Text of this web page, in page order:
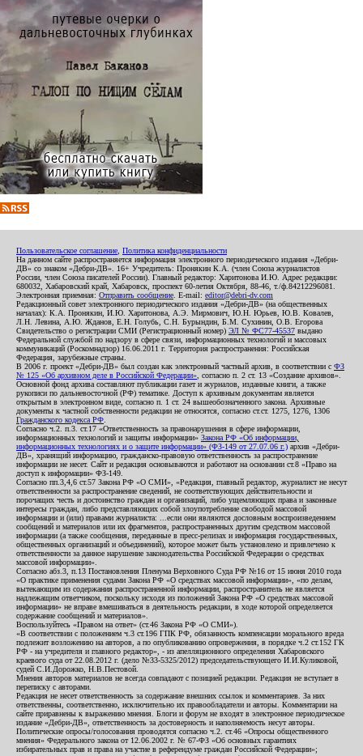
Пользовательское соглашение Политика конфиденциальности
На данном сайте распространяется информация электронного периодического издания «Дебри-
ДВ» со знаком «Дебри-ДВ». 16+ Учредитель: Пронякин К.А. (член Союза журналистов
России, член Союза писателей России). Главный редактор: Харитонова И.Ю. Адрес редакции:
680032, Хабаровский край, Хабаровск, проспект 60-летия Октября, 88-46, т./ф.84212296081.
Электронная приемная: Отправить сообщение . E-mail: editor@debri-dv.com
Редакционный совет электронного периодического издания «Дебри-ДВ» (на общественных
началах): К.А. Пронякин, И.Ю. Харитонова, А.Э. Мирмович, Ю.Н. Юрьев, Ю.В. Ковалев,
Л.Н. Левина, А.Ю. Жданов, Е.Н. Голубь, С.Н. Бурындин, Б.М. Сухинин, О.В. Егорова
Свидетельство о регистрации СМИ (Регистрационный номер) ЭЛ № ФС77-45537 выдано
Федеральной службой по надзору в сфере связи, информационных технологий и массовых
коммуникаций (Роскомнадзор) 16.06.2011 г. Территория распространения: Российская
Федерация, зарубежные страны.
В 2006 г. проект «Дебри-ДВ» был создан как электронный частный архив, в соответствии с ФЗ
№ 125 «Об архивном деле в Российской Федерации» , согласно п. 2 ст. 13 «Создание архивов».
Основной фонд архива составляют публикации газет и журналов, изданные книги, а также
рукописи по дальневосточной (РФ) тематике. Доступ к архивным документам является
открытым в электронном виде, согласно п. 1 ст. 24 вышеобозначенного закона. Архивные
документы к частной собственности редакции не относятся, согласно ст.ст. 1275, 1276, 1306
Гражданского кодекса РФ
Согласно ч.2. п.3. ст.17 «Ответственность за правонарушения в сфере информации,
информационных технологий и защиты информации» Закона РФ «Об информации,
информационных технологиях и о защите информации» (ФЗ-149 от 27.07.06 г.) архив «Дебри-
ДВ», хранящий информацию, гражданско-правовую ответственность за распространение
информации не несет. Сайт и редакция основываются и работают на основании ст.8 «Право на
доступ к информации» ФЗ-149.
Согласно пп.3,4,6 ст.57 Закона РФ «О СМИ», «Редакция, главный редактор, журналист не несут
ответственности за распространение сведений, не соответствующих действительности и
порочащих честь и достоинство граждан и организаций, либо ущемляющих права и законные
интересы граждан, либо представляющих собой злоупотребление свободой массовой
информации и (или) правами журналиста: ...если они являются дословным воспроизведением
сообщений и материалов или их фрагментов, распространенных другим средством массовой
информации (а также сообщения, переданные в пресс-релизах и информация государственных,
общественных организаций и объединений), которое может быть установлено и привлечено к
ответственности за данное нарушение законодательства Российской Федерации о средствах
массовой информации».
Согласно абз.3, п.13 Постановления Пленума Верховного Суда РФ №16 от 15 июня 2010 года
«О практике применения судами Закона РФ «О средствах массовой информации», «по делам,
вытекающим из содержания распространенной информации, распространитель не является
надлежащим ответчиком, поскольку исходя из положений Закона РФ «О средствах массовой
информации» не вправе вмешиваться в деятельность редакции, в ходе которой определяется
содержание сообщений и материалов».
Воспользуйтесь «Правом на ответ» (ст.46 Закона РФ «О СМИ»).
«В соответствии с положением ч.3 ст.196 ГПК РФ, обязанность компенсации морального вреда
подлежит возложению на авторов, а по опубликованию опровержения, в порядке ч.2 ст.152 ГК
РФ - на учредителя и главного редактор», - из апелляционного определения Хабаровского
краевого суда от 22.08.2012 г. (дело №33-5325/2012) председательствующего И.И.Куликовой,
судей С.И.Дорожко, Н.В.Пестовой.
Мнения авторов материалов не всегда совпадают с позицией редакции. Редакция не вступает в
переписку с авторами.
Редакция не несет ответственность за содержание внешних ссылок и комментариев. За них
ответственны, соответственно, исключительно их правообладатели и авторы. Комментарии на
сайте приравнены к выражению мнения. Блоги и форум не входят в электронное периодическое
издание «Дебри-ДВ», ответственность за достоверность и наполняемость несут авторы.
Политические опросы/голосования проводятся согласно ч.2. ст.46 «Опросы общественного
мнения» Федерального закона от 12.06.2002 г. № 67-ФЗ «Об основных гарантиях
избирательных прав и права на участие в референдуме граждан Российской Федерации»;